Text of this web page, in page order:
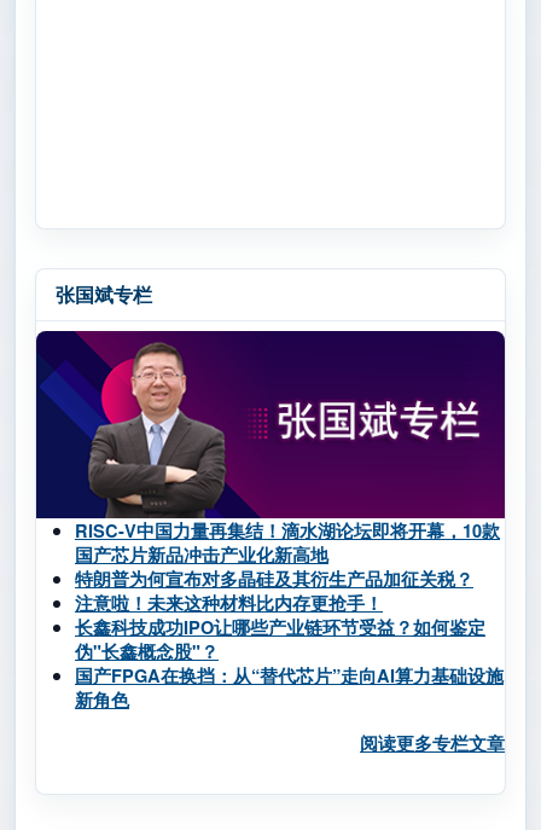
张国斌专栏
RISC-V中国力量再集结！滴水湖论坛即将开幕，10款
国产芯片新品冲击产业化新高地
特朗普为何宣布对多晶硅及其衍生产品加征关税？
注意啦！未来这种材料比内存更抢手！
长鑫科技成功IPO让哪些产业链环节受益？如何鉴定
伪"长鑫概念股"？
国产FPGA在换挡：从“替代芯片”走向AI算力基础设施
新角色
阅读更多专栏文章